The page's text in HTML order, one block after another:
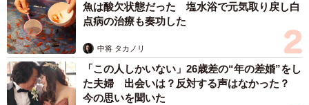
魚は酸欠状態だった 塩水浴で元気取り戻し白
点病の治療も奏功した
中将 タカノリ
「この人しかいない」26歳差の“年の差婚”をし
た夫婦 出会いは？反対する声はなかった？
今の思いを聞いた